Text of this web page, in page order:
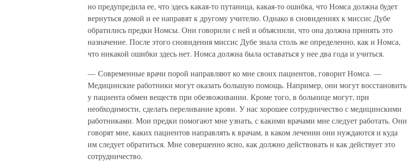
но предупредила ее, что здесь какая-то путаница, какая-то ошибка, что Номса должна будет
вернуться домой и ее направят к другому учителю. Однако в сновидениях к миссис Дубе
обратились предки Номсы. Они говорили с ней и объяснили, что она должна принять это
назначение. После этого сновидения миссис Дубе знала столь же определенно, как и Номса,
что никакой ошибки здесь нет. Номса должна была оставаться у нее два года и учиться.
— Современные врачи порой направляют ко мне своих пациентов, говорит Номса. —
Медицинские работники могут оказать большую помощь. Например, они могут восстановить
у пациента обмен веществ при обезвоживании. Кроме того, в больнице могут, при
необходимости, сделать переливание крови. У нас хорошее сотрудничество с медицинскими
работниками. Мои предки помогают мне узнать, с какими врачами мне следует работать. Они
говорят мне, каких пациентов направлять к врачам, в каком лечении они нуждаются и куда
им следует обратиться. Мне совершенно ясно, как должно действовать и как действует это
сотрудничество.